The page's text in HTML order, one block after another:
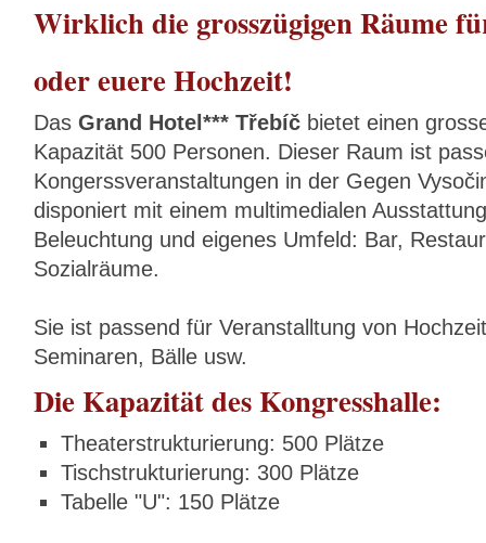
Wirklich die grosszügigen Räume
oder euere Hochzeit!
Das Grand Hotel*** Třebíč bietet einen
Kapazität 500 Personen. Dieser Raum ist
Kongerssveranstaltungen in der Gegen
disponiert mit einem multimedialen
Beleuchtung und eigenes Umfeld: Bar,
Sozialräume.
Sie ist passend für Veranstalltung von
Seminaren, Bälle usw.
Die Kapazität des Kongresshalle:
Theaterstrukturierung: 500 Plätze
Tischstrukturierung: 300 Plätze
Tabelle "U": 150 Plätze